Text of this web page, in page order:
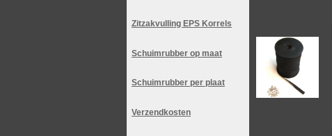
Zitzakvulling EPS Korrels
Schuimrubber op maat
Schuimrubber per plaat
Verzendkosten